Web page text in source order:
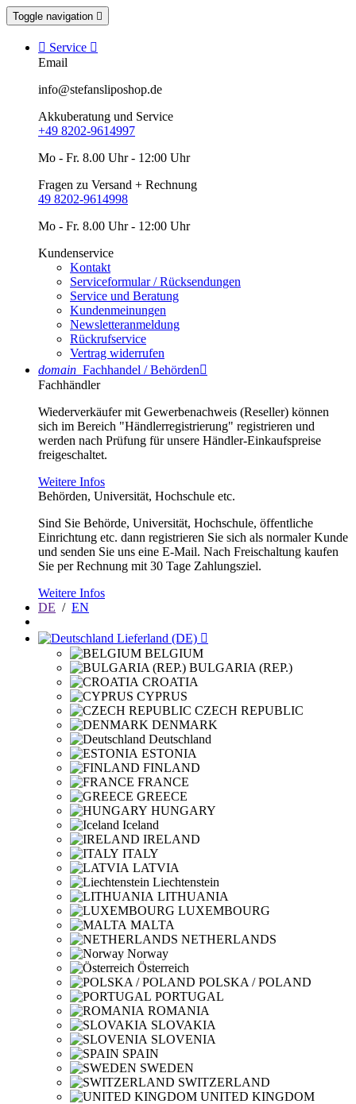
Toggle navigation 
 Service 
Email
info@stefansliposhop.de
Akkuberatung und Service
+49 8202-9614997
Mo - Fr. 8.00 Uhr - 12:00 Uhr
Fragen zu Versand + Rechnung
49 8202-9614998
Mo - Fr. 8.00 Uhr - 12:00 Uhr
Kundenservice
Kontakt
Serviceformular / Rücksendungen
Service und Beratung
Kundenmeinungen
Newsletteranmeldung
Rückrufservice
Vertrag widerrufen
domain Fachhandel / Behörden
Fachhändler
Wiederverkäufer mit Gewerbenachweis (Reseller) können
sich im Bereich "Händlerregistrierung" registrieren und
werden nach Prüfung für unsere Händler-Einkaufspreise
freigeschaltet.
Weitere Infos
Behörden, Universität, Hochschule etc.
Sind Sie Behörde, Universität, Hochschule, öffentliche
Einrichtung etc. dann registrieren Sie sich als normaler Kunde
und senden Sie uns eine E-Mail. Nach Freischaltung kaufen
Sie per Rechnung mit 30 Tage Zahlungsziel.
Weitere Infos
DE / EN
Lieferland (DE) 
BELGIUM
BULGARIA (REP.)
CROATIA
CYPRUS
CZECH REPUBLIC
DENMARK
Deutschland
ESTONIA
FINLAND
FRANCE
GREECE
HUNGARY
Iceland
IRELAND
ITALY
LATVIA
Liechtenstein
LITHUANIA
LUXEMBOURG
MALTA
NETHERLANDS
Norway
Österreich
POLSKA / POLAND
PORTUGAL
ROMANIA
SLOVAKIA
SLOVENIA
SPAIN
SWEDEN
SWITZERLAND
UNITED KINGDOM